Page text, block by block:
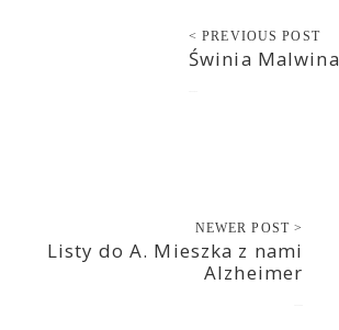
< PREVIOUS POST
Świnia Malwina
NEWER POST >
Listy do A. Mieszka z nami
Alzheimer